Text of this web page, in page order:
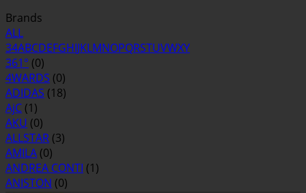
Brands
ALL
34ABCDEFGHIJKLMNOPQRSTUVWXY
361° (0)
4WARDS (0)
ADIDAS (18)
AjC (1)
AKU (0)
ALLSTAR (3)
AMILA (0)
ANDREA CONTI (1)
ANISTON (0)